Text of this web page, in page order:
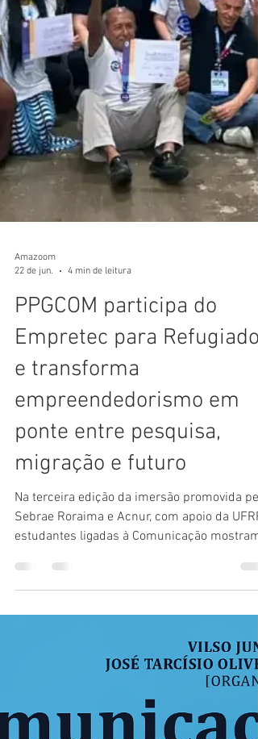
Amazoom
4 min de leitura
PPGCOM participa do
Empretec para Refugiados
e transforma
empreendedorismo em
ponte entre pesquisa,
migração e futuro
como o empreendedorismo pode abrir
caminhos de autonomia, integração e